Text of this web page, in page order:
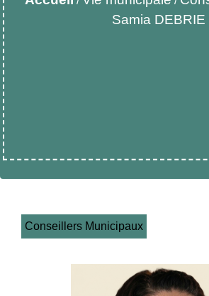
Samia DEBRIE
Conseillers Municipaux